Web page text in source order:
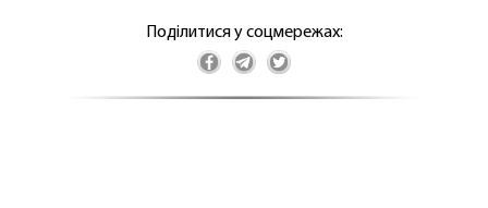
Поділитися у соцмережах: